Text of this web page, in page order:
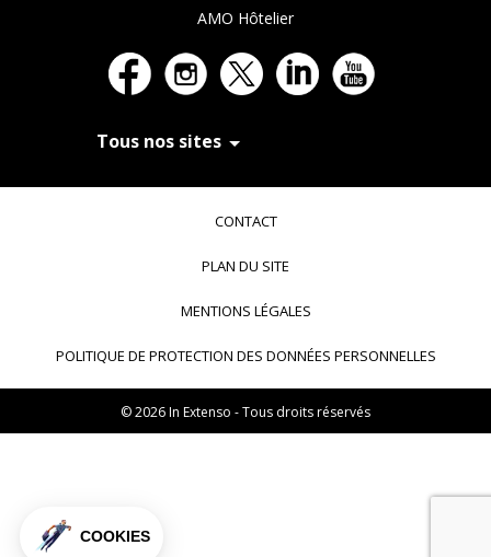
AMO Hôtelier
Tous nos sites
In Extenso Tourisme, Culture & Hôtellerie
Transaxio Hôtel, partenaire In Extenso
fulll, logiciel expert-comptable
CONTACT
PLAN DU SITE
MENTIONS LÉGALES
POLITIQUE DE PROTECTION DES DONNÉES PERSONNELLES
© 2026 In Extenso - Tous droits réservés
COOKIES